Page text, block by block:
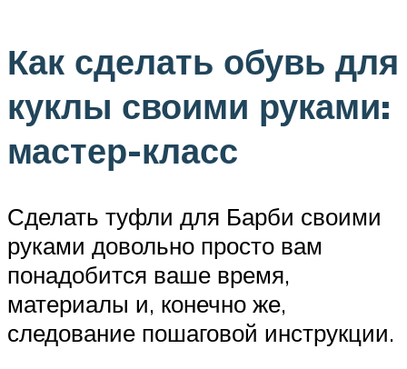
Как сделать обувь для
куклы своими руками:
мастер-класс
Сделать туфли для Барби своими
руками довольно просто вам
понадобится ваше время,
материалы и, конечно же,
следование пошаговой инструкции.